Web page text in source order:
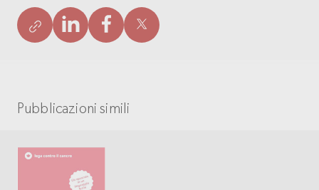
Pubblicazioni simili